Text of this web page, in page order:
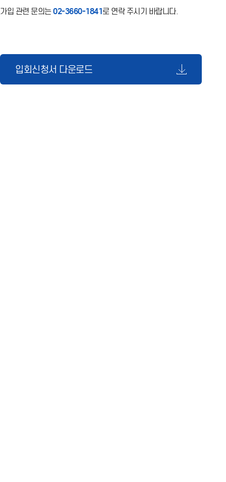
가입 관련 문의는02-3660-1841로 연락 주시기 바랍니다.
입회신청서 다운로드